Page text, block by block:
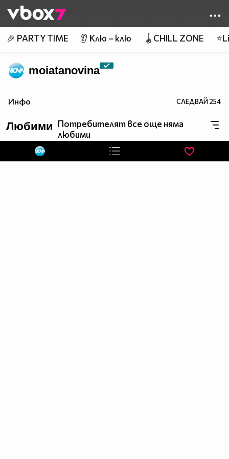
👾
🎉 PARTY TIME 👂 Клю – клю 🪀CHILL ZONE
moiatanovina
Инфо СЛЕДВАЙ254
Любими Потребителят все още няма
любими